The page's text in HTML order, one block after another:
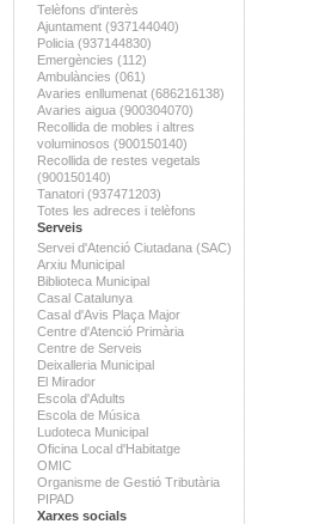
Telèfons d'interès
Ajuntament (937144040)
Policia (937144830)
Emergències (112)
Ambulàncies (061)
Avaries enllumenat (686216138)
Avaries aigua (900304070)
Recollida de mobles i altres
voluminosos (900150140)
Recollida de restes vegetals
(900150140)
Tanatori (937471203)
Totes les adreces i telèfons
Serveis
Servei d'Atenció Ciutadana (SAC)
Arxiu Municipal
Biblioteca Municipal
Casal Catalunya
Casal d'Avis Plaça Major
Centre d'Atenció Primària
Centre de Serveis
Deixalleria Municipal
El Mirador
Escola d'Adults
Escola de Música
Ludoteca Municipal
Oficina Local d'Habitatge
OMIC
Organisme de Gestió Tributària
PIPAD
Xarxes socials